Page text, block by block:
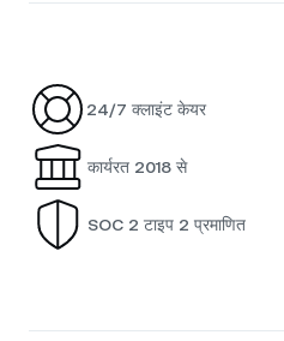
24/7 क्लाइंट केयर
कार्यरत 2018 से
SOC 2 टाइप 2 प्रमाणित